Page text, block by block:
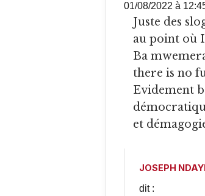
01/08/2022 à
Juste des slogans populistes. Du vent. Nous sommes arrivés
au point où
Ba
there is no
Evidement
et
JOSEPH
dit :